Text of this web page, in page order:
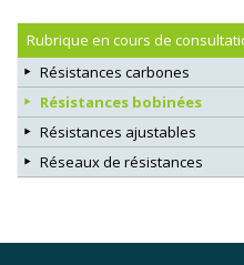
Rubrique en cours de
Résistances carbones
Résistances bobinées
Résistances ajustables
Réseaux de résistances